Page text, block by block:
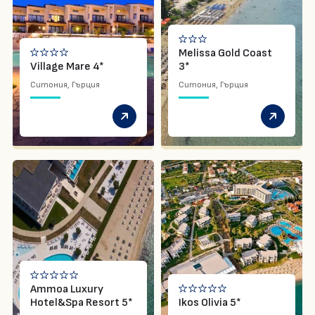
Village Mare 4*
Ситония, Гърция
Melissa Gold Coast
3*
Ситония, Гърция
Ammoa Luxury
Hotel&Spa Resort 5*
Ikos Olivia 5*